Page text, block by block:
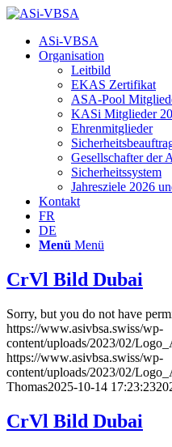
Hauptnavigation
ASi-VBSA
Organisation
Leitbild
EKAS Zertifikat
ASA-Pool
KASi Mitglieder
Ehrenmitglieder
Gesellschafter der
Sicherheitssystem
Jahresziele 2026
Kontakt
FR
DE
Menü Menü
CrVl Bild Dubai
Sorry, but you do not have
https://www.asivbsa.swiss/wp-
content/uploads/2023/02/
https://www.asivbsa.swiss/wp-
content/uploads/2023/02/
Thomas2025-10-14 17:23:23
CrVl Bild Dubai